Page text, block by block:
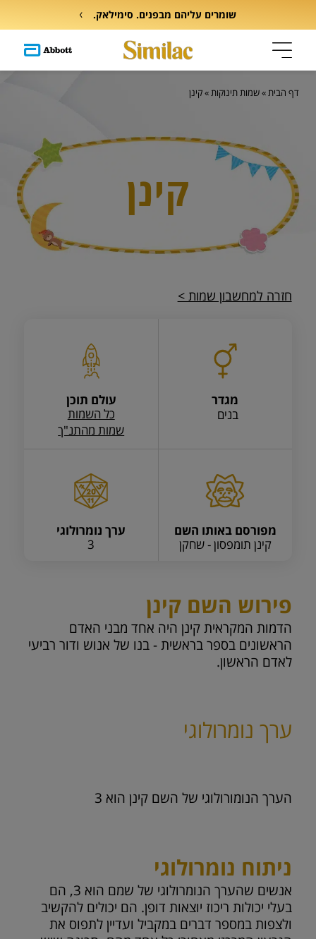
שומרים עליהם מבפנים. סימילאק.
קינן
דף הבית»שמות תינוקות»קינן
חזרה למחשבון שמות >
מגדר
בנים
עולם תוכן
כל השמות
שמות מהתנ"ך
מפורסם באותו השם
קינן תומפסון - שחקן
ערך נומרולוגי
3
פירוש השם קינן
הדמות המקראית קינן היה אחד מבני האדם
הראשונים בספר בראשית - בנו של אנוש ודור רביעי
לאדם הראשון.
ערך נומרולוגי
הערך הנומורולוגי של השם קינן הוא 3
ניתוח נומרולוגי
אנשים שהערך הנומרולוגי של שמם הוא 3, הם
בעלי יכולות ריכוז יוצאות דופן. הם יכולים להקשיב
ולצפות במספר דברים במקביל ועדיין לתפוס את